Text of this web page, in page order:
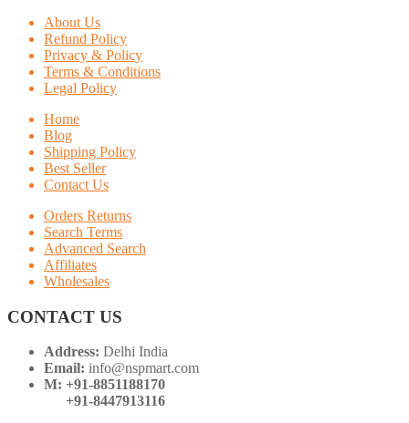
About Us
Refund Policy
Privacy & Policy
Terms & Conditions
Legal Policy
Home
Blog
Shipping Policy
Best Seller
Contact Us
Orders Returns
Search Terms
Advanced Search
Affiliates
Wholesales
CONTACT US
Address: Delhi India
Email: info@nspmart.com
M: +91-8851188170
+91-8447913116